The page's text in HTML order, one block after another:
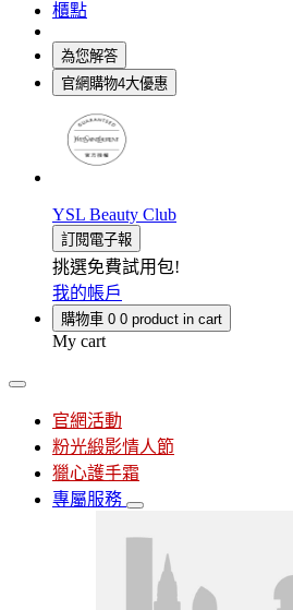
櫃點
為您解答
官網購物4大優惠
YSL Beauty Club
訂閱電子報
挑選免費試用包!
我的帳戶
購物車 0 0 product in cart
My cart
官網活動
粉光緞影情人節
獵心護手霜
專屬服務